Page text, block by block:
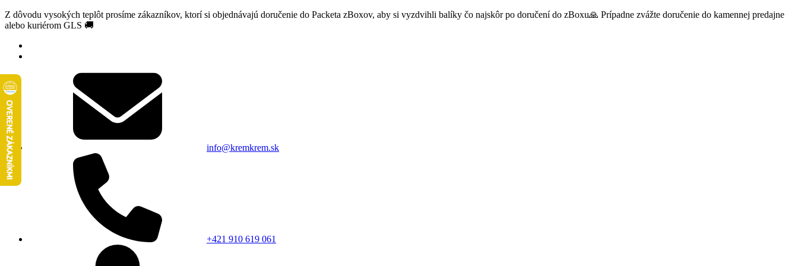
Z dôvodu vysokých teplôt prosíme zákazníkov, ktorí si objednávajú doručenie do Packeta zBoxov, aby si vyzdvihli balíky čo najskôr po doručení do zBoxu🙏 Prípadne zvážte doručenie do kamennej predajne
alebo kuriérom GLS 🚚
info@kremkrem.sk
+421 910 619 061